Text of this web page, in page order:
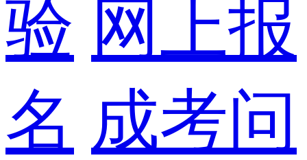
验 网上报
名 成考问